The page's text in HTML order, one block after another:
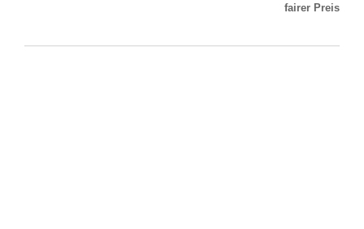
fairer Preis